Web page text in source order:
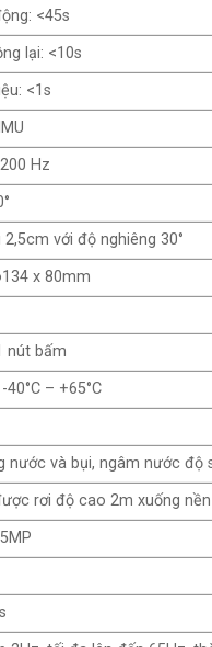
<45s
lại: <10s
<1s
Hz
với độ nghiêng 30°
x 80mm
nút bấm
– +65°C
nước và bụi, ngâm nước
rơi độ cao 2m xuống